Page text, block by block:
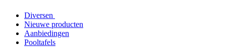
Diversen
Nieuwe producten
Aanbiedingen
Pooltafels